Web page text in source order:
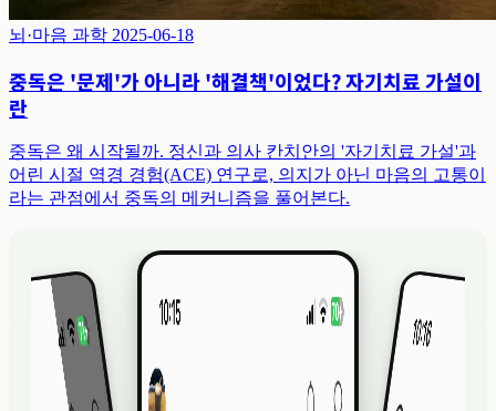
뇌·마음 과학 2025-06-18
중독은 '문제'가 아니라 '해결책'이었다? 자기치료 가설이
란
중독은 왜 시작될까. 정신과 의사 칸치안의 '자기치료 가설'과
어린 시절 역경 경험(ACE) 연구로, 의지가 아닌 마음의 고통이
라는 관점에서 중독의 메커니즘을 풀어본다.